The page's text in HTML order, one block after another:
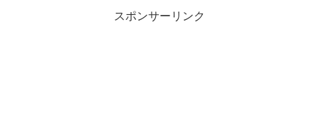
スポンサーリンク